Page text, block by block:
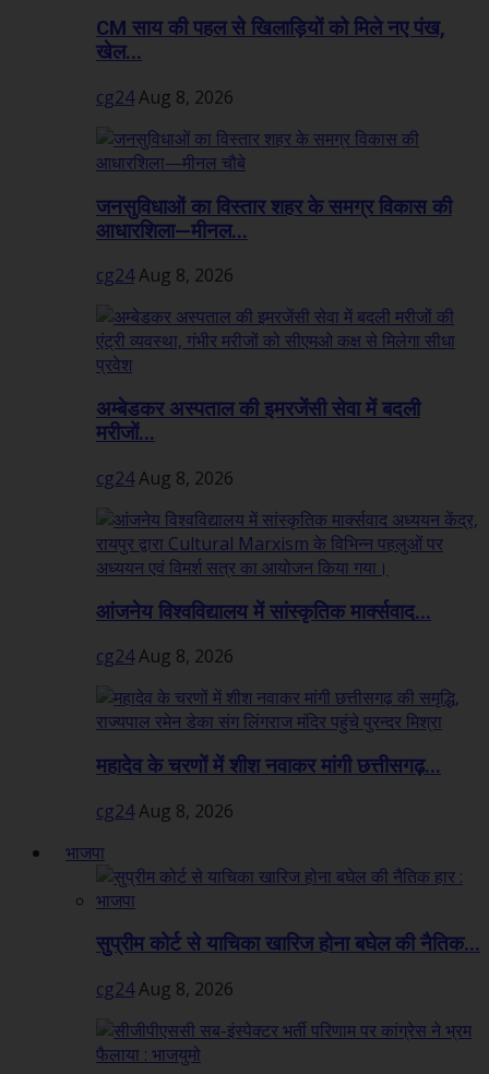
CM साय की पहल से खिलाड़ियों को मिले नए पंख,
खेल...
cg24Aug 8, 2026
जनसुविधाओं का विस्तार शहर के समग्र विकास की
आधारशिला—मीनल...
cg24Aug 8, 2026
अम्बेडकर अस्पताल की इमरजेंसी सेवा में बदली
मरीजों...
cg24Aug 8, 2026
आंजनेय विश्वविद्यालय में सांस्कृतिक मार्क्सवाद...
cg24Aug 8, 2026
महादेव के चरणों में शीश नवाकर मांगी छत्तीसगढ़...
cg24Aug 8, 2026
भाजपा
सुप्रीम कोर्ट से याचिका खारिज होना बघेल की नैतिक...
cg24Aug 8, 2026